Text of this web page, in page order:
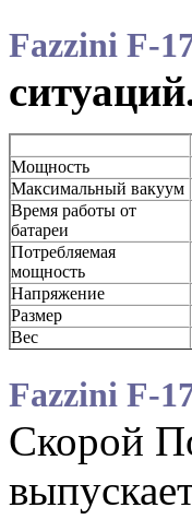
Fazzini F-
Мощность
Максимальный вакуум
Время работы от
батареи
Потребляемая
мощность
Напряжение
Размер
Вес
Fazzini F-
Скорой